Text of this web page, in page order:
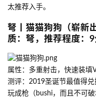
太推荐入手。
弩丨猫猫狗狗（崭新
质：弩，推荐程度：9
属性：多重射击，快速装填
测评：2019圣诞节最值得
玩成枪（bushi，而且不可